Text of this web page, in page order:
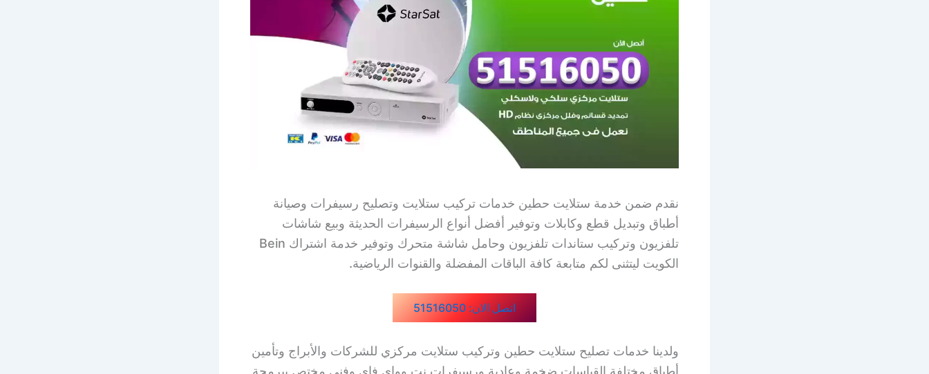
نقدم ضمن خدمة ستلايت حطين خدمات تركيب ستلايت وتصليح رسيفرات وصيانة
أطباق وتبديل قطع وكابلات وتوفير أفضل أنواع الرسيفرات الحديثة وبيع شاشات
تلفزيون وتركيب ستاندات تلفزيون وحامل شاشة متحرك وتوفير خدمة اشتراك Bein
الكويت ليتثنى لكم متابعة كافة الباقات المفضلة والقنوات الرياضية.
اتصل الان: 51516050
ولدينا خدمات تصليح ستلايت حطين وتركيب ستلايت مركزي للشركات والأبراج وتأمين
أطباق مختلفة القياسات ضخمة وعادية ورسيفرات نت وواي فاي وفني مختص ببرمجة